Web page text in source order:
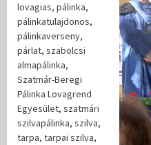
lovagias, pálinka,
pálinkatulajdonos,
pálinkaverseny,
párlat, szabolcsi
almapálinka,
Szatmár-Beregi
Pálinka Lovagrend
Egyesület, szatmári
szilvapálinka, szilva,
tarpa, tarpai szilva,